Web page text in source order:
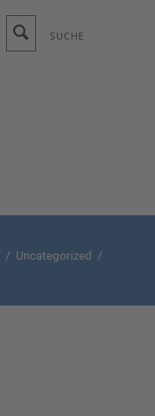
SUCHE
/ Uncategorized /